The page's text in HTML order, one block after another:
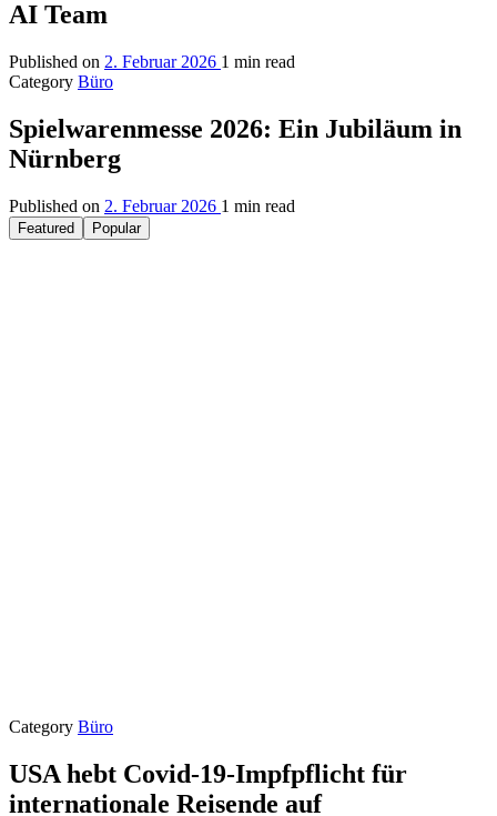
AI Team
Published on 2. Februar 2026 1 min read
Category Büro
Spielwarenmesse 2026: Ein Jubiläum in
Nürnberg
Published on 2. Februar 2026 1 min read
Featured Popular
Category Büro
USA hebt Covid-19-Impfpflicht für
internationale Reisende auf